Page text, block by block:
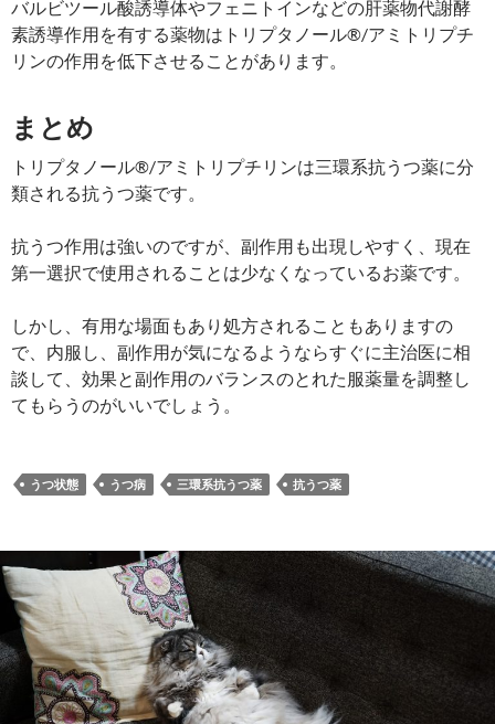
バルビツール酸誘導体やフェニトインなどの肝薬物代謝酵
素誘導作用を有する薬物はトリプタノール®/アミトリプチ
リンの作用を低下させることがあります。
まとめ
トリプタノール®/アミトリプチリンは三環系抗うつ薬に分
類される抗うつ薬です。
抗うつ作用は強いのですが、副作用も出現しやすく、現在
第一選択で使用されることは少なくなっているお薬です。
しかし、有用な場面もあり処方されることもありますの
で、内服し、副作用が気になるようならすぐに主治医に相
談して、効果と副作用のバランスのとれた服薬量を調整し
てもらうのがいいでしょう。
うつ状態 うつ病 三環系抗うつ薬 抗うつ薬